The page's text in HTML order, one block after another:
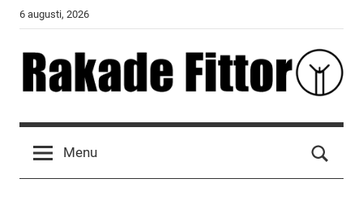
Skip
content
6 augusti, 2026
Rakade
Fittor
Menu